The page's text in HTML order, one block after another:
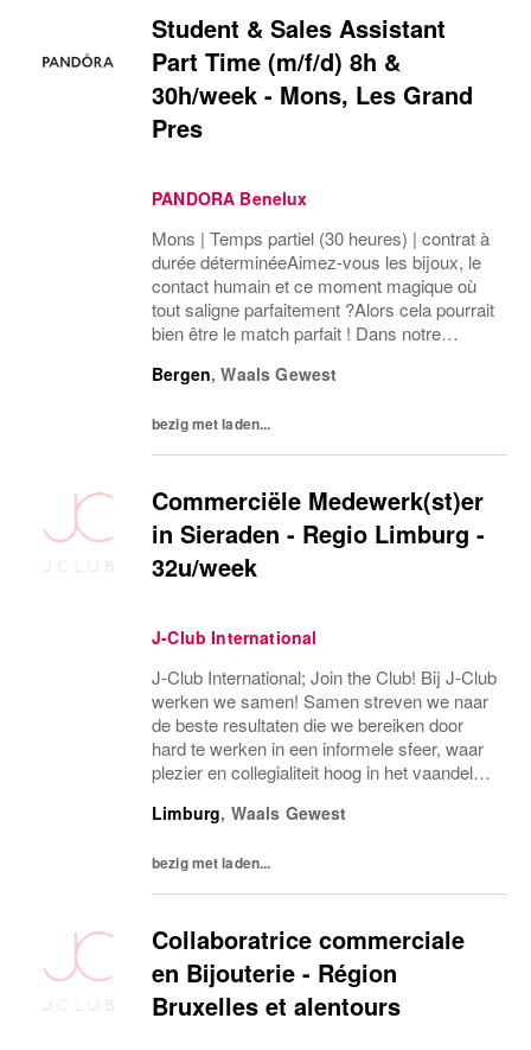
Student & Sales Assistant
Part Time (m/f/d) 8h &
30h/week - Mons, Les Grand
Pres
PANDORA Benelux
Mons | Temps partiel (30 heures) | contrat à
durée déterminéeAimez-vous les bijoux, le
contact humain et ce moment magique où
tout saligne parfaitement ?Alors cela pourrait
bien être le match parfait ! Dans notre
entouré(e) déclat, mais aussi le pilier...
Bergen,Waals Gewest
bezig met laden...
Commerciële Medewerk(st)er
in Sieraden - Regio Limburg -
32u/week
J-Club International
J-Club International; Join the Club! Bij J-Club
werken we samen! Samen streven we naar
de beste resultaten die we bereiken door
hard te werken in een informele sfeer, waar
plezier en collegialiteit hoog in het vaandel
lijkt het jou ook zo leuk om...
Limburg, Waals Gewest
bezig met laden...
Collaboratrice commerciale
en Bijouterie - Région
Bruxelles et alentours